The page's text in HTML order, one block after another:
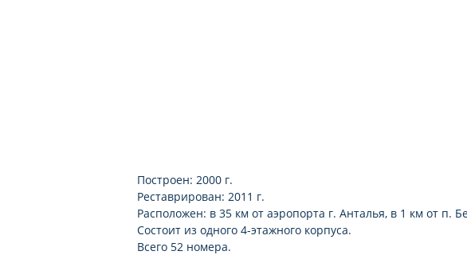
Построен: 2000 г.
Реставрирован: 2011 г.
Расположен: в 35 км от аэропорта г. Анталья, в 1 км от п.
Состоит из одного 4-этажного корпуса.
Всего 52 номера.